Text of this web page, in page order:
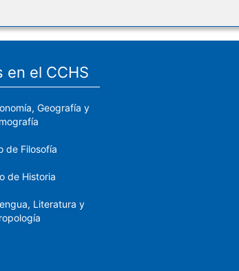
en el CCHS
Geografía y
de Filosofía
de Historia
Literatura y